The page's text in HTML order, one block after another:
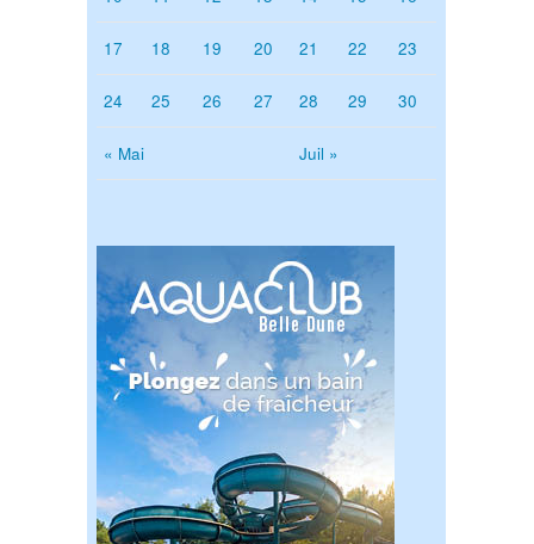
« Mai Juil »
17 18 19 20 21 22 23
24 25 26 27 28 29 30